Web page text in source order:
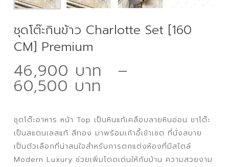
ชุดโต๊ะกินข้าว Charlotte Set [160
CM] Premium
46,900 –
60,500
46,900 ฿
through
60,500 ฿
ชุดโต๊ะอาหาร หน้า Top เป็นหินแท้เคลือบลายหินอ่อน ขาโต๊ะ
เป็นสแตนเลสแท้ สีทอง มาพร้อมเก้าอี้เข้าเซต ที่นั่งสบาย
เป็นตัวเลือกที่น่าสนใจสำหรับการตกแต่งห้องที่มีสไตล์
Modern Luxury ช่วยเพิ่มโดดเด่นให้กับบ้าน ความสวยงาม